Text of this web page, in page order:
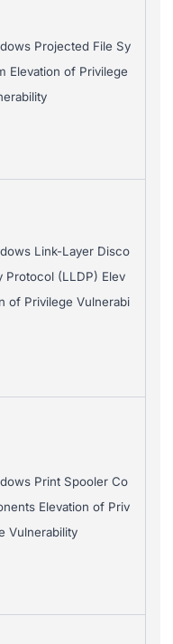
Projected File Sy
Elevation of Privilege
Link-Layer Disco
Protocol (LLDP) Elev
of Privilege Vulnerabi
Print Spooler Co
Elevation of Priv
Vulnerability